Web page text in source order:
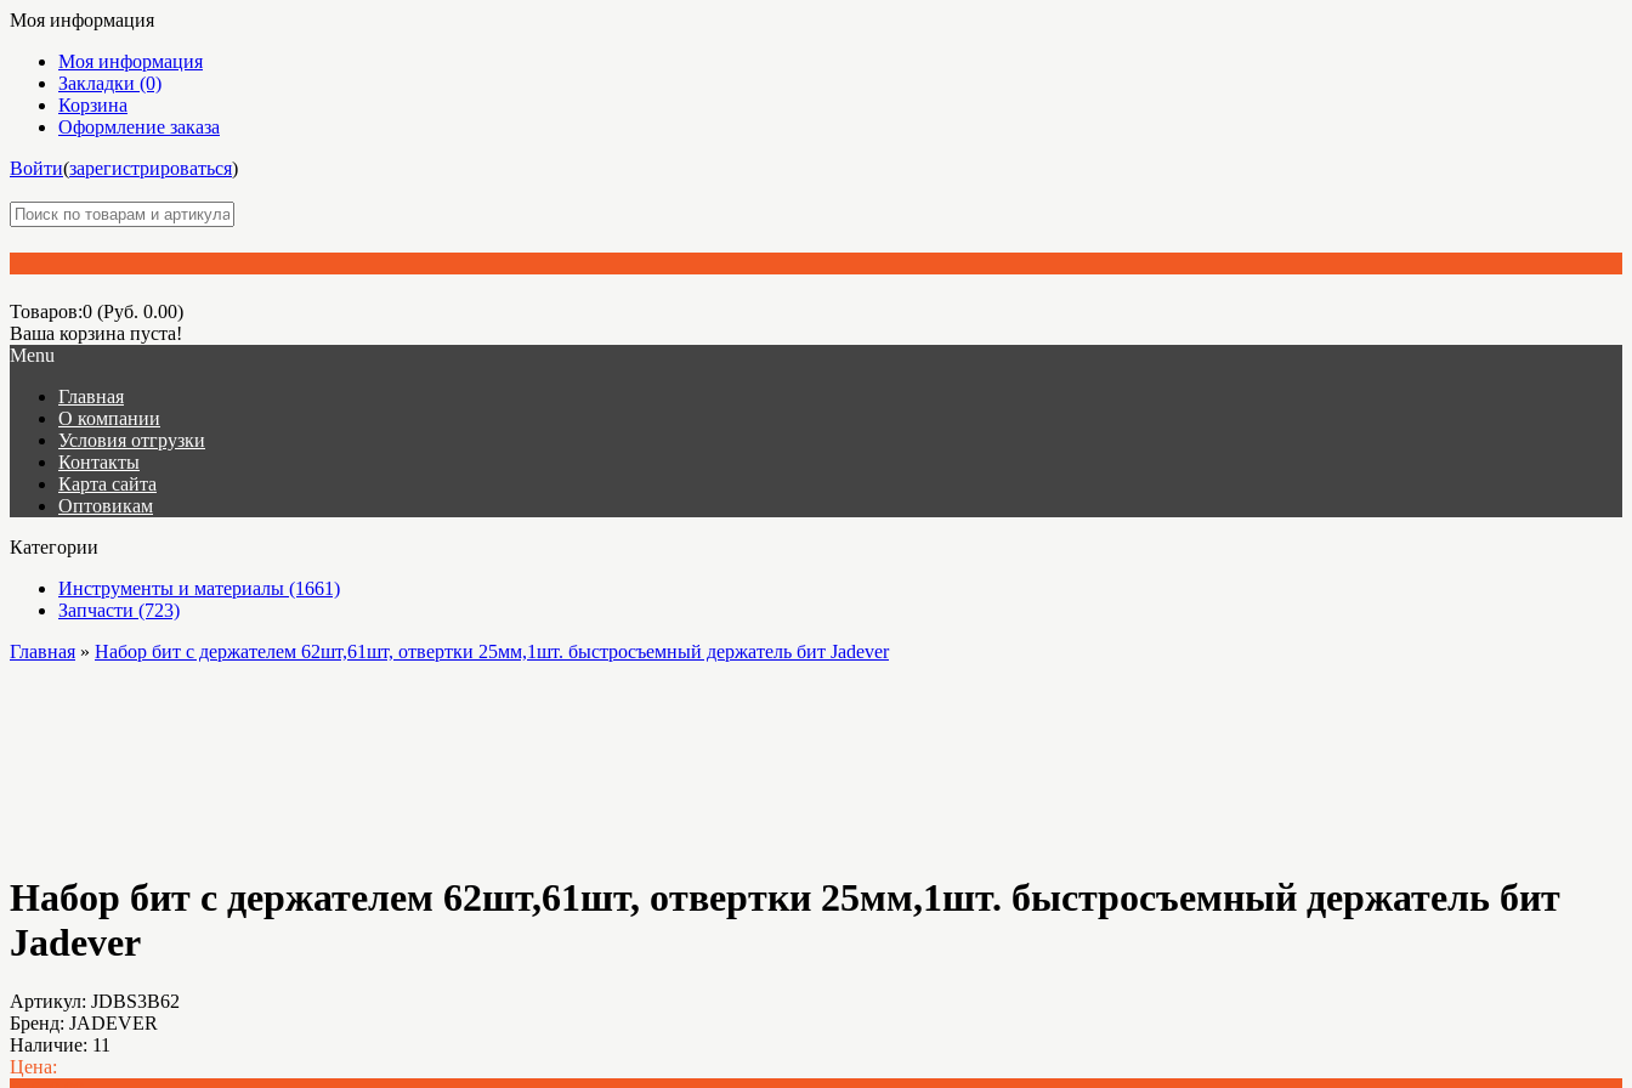
Моя информация
Моя информация
Закладки (0)
Корзина
Оформление заказа
Войти(зарегистрироваться)
Товаров:0 (Руб. 0.00)
Ваша корзина пуста!
Menu
Главная
О компании
Условия отгрузки
Контакты
Карта сайта
Оптовикам
Категории
Инструменты и материалы (1661)
Запчасти (723)
Главная » Набор бит с держателем 62шт,61шт, отвертки 25мм,1шт. быстросъемный держатель бит Jadever
Набор бит с держателем 62шт,61шт, отвертки 25мм,1шт. быстросъемный держатель бит
Jadever
Артикул: JDBS3B62
Бренд: JADEVER
Наличие: 11
Цена: